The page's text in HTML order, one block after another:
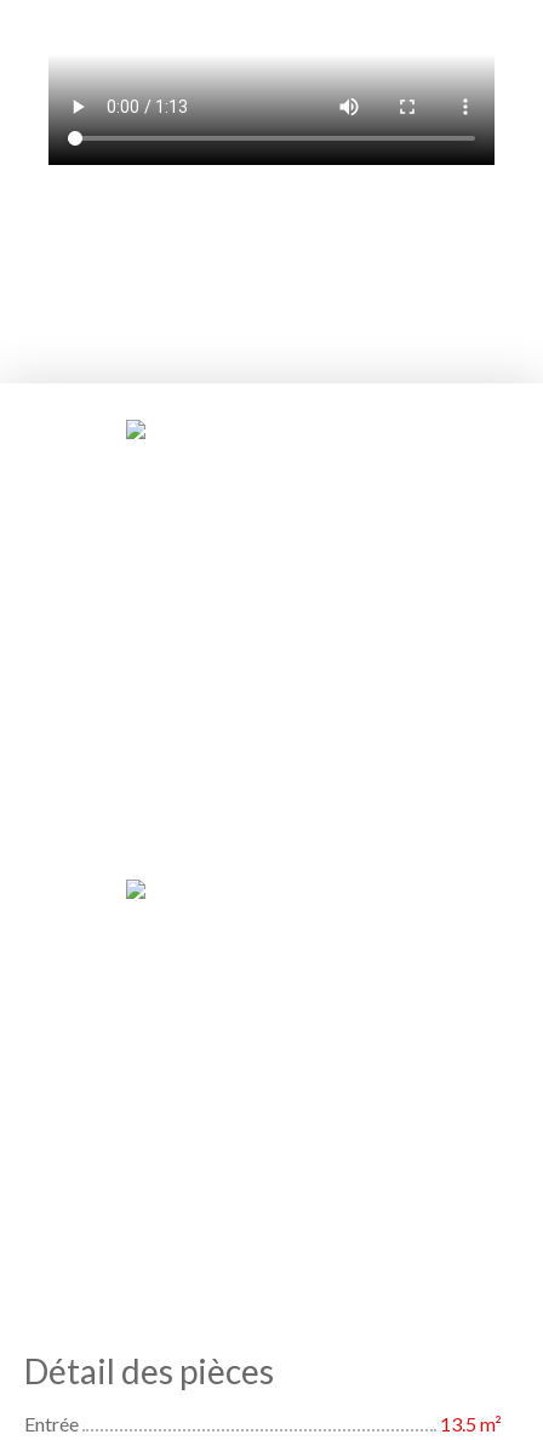
Détail des pièces
Entrée
13.5 m²